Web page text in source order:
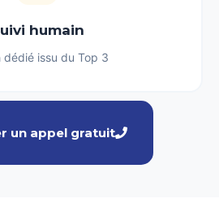
humain
dédié issu du Top 3
un appel gratuit